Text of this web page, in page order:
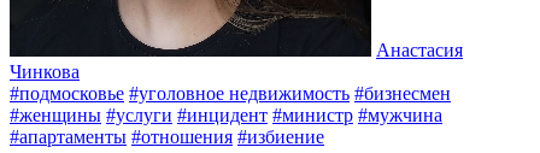
Анастасия
Чинкова
#подмосковье #уголовное недвижимость #бизнесмен
#женщины #услуги #инцидент #министр #мужчина
#апартаменты #отношения #избиение